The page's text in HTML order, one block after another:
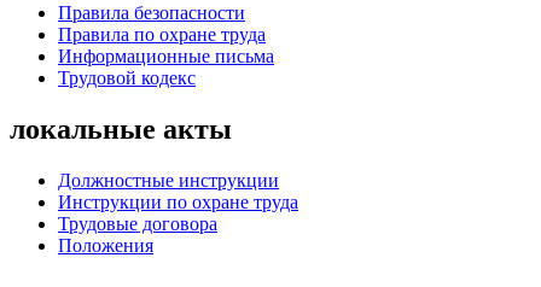
Правила безопасности
Правила по охране труда
Информационные письма
Трудовой кодекс
локальные акты
Должностные инструкции
Инструкции по охране труда
Трудовые договора
Положения